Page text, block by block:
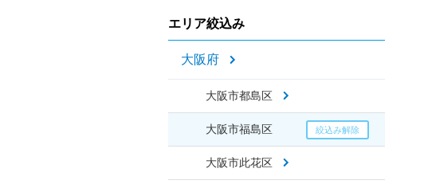
エリア絞込み
大阪府
大阪市都島区
大阪市福島区
大阪市此花区